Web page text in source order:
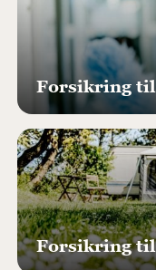
Forsikring til
Forsikring til